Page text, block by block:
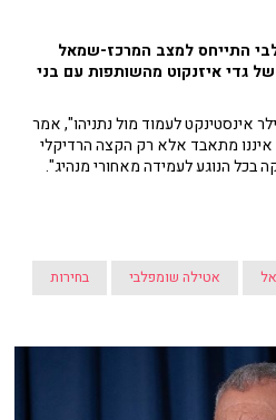
התייחס למצב המרכז-שמאל
גדי איזנקוט מהשותפות עם בני
אינסטינקט לעמוד מול נתניהו", אמר
איננו מתאבד אלא רק הקצה הרדיקלי
בכל הנוגע לעמידה מאחורי מנהיג".
אטילה שומפלבי בחירות